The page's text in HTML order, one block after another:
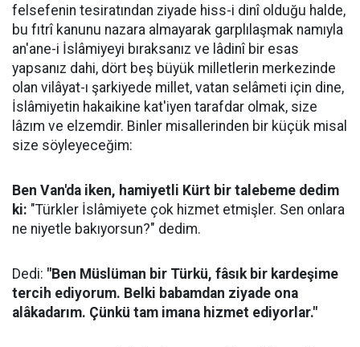
felsefenin tesiratından ziyade hiss-i dinî olduğu halde,
bu fıtrî kanunu nazara almayarak garplılaşmak namıyla
an'ane-i İslâmiyeyi bıraksanız ve lâdinî bir esas
yapsanız dahi, dört beş büyük milletlerin merkezinde
olan vilâyat-ı şarkiyede millet, vatan selâmeti için dine,
İslâmiyetin hakaikine kat'iyen tarafdar olmak, size
lâzım ve elzemdir. Binler misallerinden bir küçük misal
size söyleyeceğim:
Ben Van'da iken, hamiyetli Kürt bir talebeme dedim
ki: "Türkler İslâmiyete çok hizmet etmişler. Sen onlara
ne niyetle bakıyorsun?" dedim.
Dedi: "Ben Müslüman bir Türkü, fâsık bir kardeşime
tercih ediyorum. Belki babamdan ziyade ona
alâkadarım. Çünkü tam imana hizmet ediyorlar."